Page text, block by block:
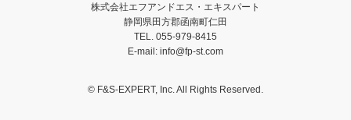
株式会社エフアンドエス・エキスパート
静岡県田方郡函南町仁田
TEL. 055-979-8415
E-mail: info@fp-st.com
© F&S-EXPERT, Inc. All Rights Reserved.